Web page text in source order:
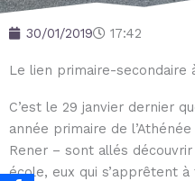
30/01/2019 17:42
Le lien primaire-secondaire
C’est le 29 janvier dernier
année primaire de
Rener – sont allés
école, eux qui s’apprêtent